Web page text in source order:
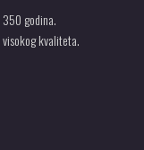
godina.
kvaliteta.